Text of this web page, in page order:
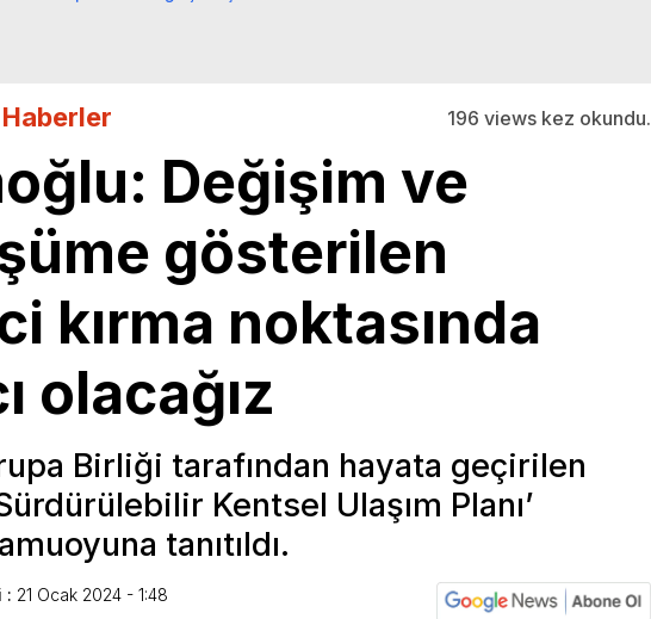
196 views kez okundu.
Değişim ve
gösterilen
kırma noktasında
olacağız
Birliği tarafından hayata geçirilen
Kentsel Ulaşım Planı’
tanıtıldı.
: 21 Ocak 2024 - 1:48